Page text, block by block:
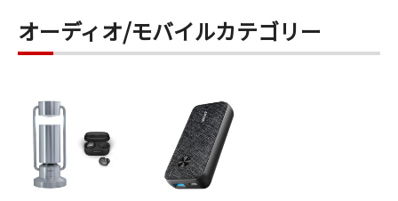
に時間がかかるのはもちろん、途中で止まったり、
完了したと思ったら、また残り半分ぐらいの状態
2日前に録音した1時間ほどのデータを端末からス
マホに移すのに、2日程かかっている。何度も接続
し直したりしながらも、なかなか完了しない。安
定しているときは割と早く上がるのだが、急いで
する。
2)により専門用語を含んでも、きちんと変換され
たテキストを作成してもらえれば一番良いです
れるだけでも音声を聞きながらタイプするよりだ
いぶ楽になります。
1)を可能にすることはそれほどむずかしくない
ように思えるのですが、いかがでしょうか？
ご検討お願いします。
オーディオ/モバイルカテゴリー